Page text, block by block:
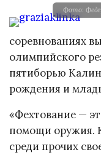
Фото:
соревнованиях
олимпийского
пятиборью
рождения и
«Фехтование —
помощи оружия.
среди прочих